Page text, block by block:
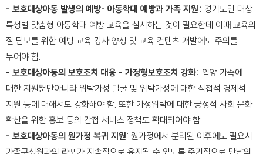
- 보호대상아동 발생의 예방- 아동학대 예방과 가족 지원: 경기도민 대상
특성별 맞춤형 아동학대 예방 교육을 실시하는 것이 필요한데 이때 교육의
질 담보를 위한 예방 교육 강사 양성 및 교육 컨텐츠 개발에도 주의를
두어야 함.
- 보호대상아동의 보호조치 대응 - 가정형보호조치 강화: 입양 가족에
대한 지원뿐만아니라 위탁가정 발굴 및 위탁가정에 대한 직접적 경제적
지원 등에 대해서도 강화해야 함. 또한 가정위탁에 대한 긍정적 사회 문화
확산을 위한 홍보 등의 간접 서비스 정책도 확대되어야 함.
- 보호대상아동의 원가정 복귀 지원: 원가정에서 분리된 이후에도 필요시